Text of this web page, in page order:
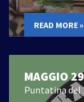
READ MORE »
MAGGIO
Puntatina del